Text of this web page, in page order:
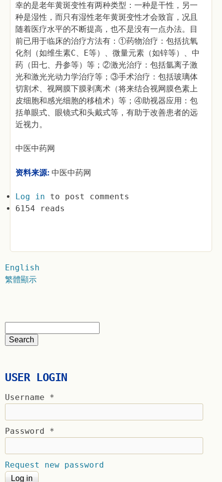
幸的是老年黄斑变性有两种类型：一种是干性，另一
种是湿性，而只有湿性老年黄斑变性才会致盲，况且
随着医疗水平的不断提高，也不是没有一点办法。目
前已用于临床的治疗方法有：①药物治疗：包括抗氧
化剂（如维生素C、E等）、微量元素（如锌等）、中
药（田七、丹参等）等；②激光治疗：包括氩离子激
光和激光光动力学治疗等；③手术治疗：包括玻璃体
切割术、视网膜下膜剥离术（将来结合视网膜色素上
皮细胞和感光细胞的移植术）等；④助视器应用：包
括单眼式、眼镜式和头戴式等，有助于改善患者的远
近视力。
中医中药网
资料来源: 中医中药网
Log in to post comments
6154 reads
English
繁體顯示
USER LOGIN
Username *
Password *
Request new password